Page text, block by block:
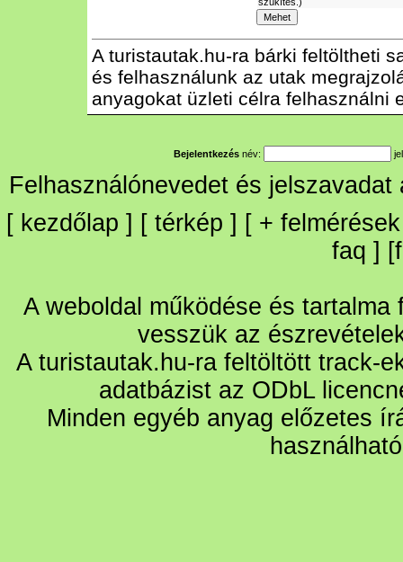
A turistautak.hu-ra bárki feltöltheti
és felhasználunk az utak
anyagokat üzleti célra felhasználni
Bejelentkezés név:
Felhasználónevedet és
[ kezdőlap ] [ térkép ] [ + felmérések
faq ] [
A weboldal működése és
vesszük az
A turistautak.hu-ra feltöltött track-
adatbázist az ODbL
Minden egyéb anyag előzetes